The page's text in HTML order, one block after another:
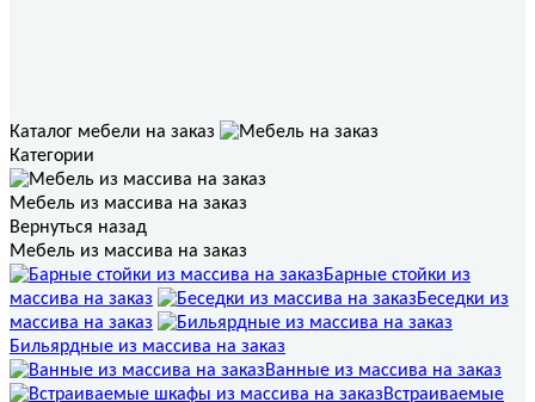
Каталог мебели на заказ
Категории
Мебель из массива на заказ
Вернуться назад
Мебель из массива на заказ
Барные стойки из
массива на заказ
Беседки из
массива на заказ
Бильярдные из массива на заказ
Ванные из массива на заказ
Встраиваемые